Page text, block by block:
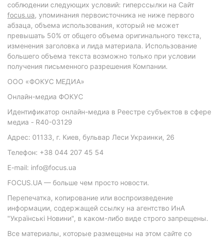
соблюдении следующих условий: гиперссылки на Сайт
focus.ua, упоминания первоисточника не ниже первого
абзаца, объема использования, который не может
превышать 50% от общего объема оригинального текста,
изменения заголовка и лида материала. Использование
большего объема текста возможно только при условии
получения письменного разрешения Компании.
ООО «ФОКУС МЕДИА»
Онлайн-медиа ФОКУС
Идентификатор онлайн-медиа в Реестре субъектов в сфере
медиа - R40-03129
Адрес: 01133, г. Киев, бульвар Леси Украинки, 26
Телефон: +38 044 207 45 54
E-mail: info@focus.ua
FOCUS.UA — больше чем просто новости.
Перепечатка, копирование или воспроизведение
информации, содержащей ссылку на агентство ИнА
"Українські Новини", в каком-либо виде строго запрещены.
Все материалы, которые размещены на этом сайте со